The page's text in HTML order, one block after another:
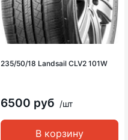
235/50/18 Landsail CLV2 101W
6500 руб /шт
В корзину